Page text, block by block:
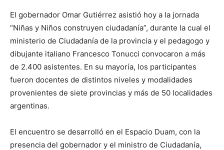
El gobernador Omar Gutiérrez asistió hoy a la jornada
“Niñas y Niños construyen ciudadanía”, durante la cual el
ministerio de Ciudadanía de la provincia y el pedagogo y
dibujante italiano Francesco Tonucci convocaron a más
de 2.400 asistentes. En su mayoría, los participantes
fueron docentes de distintos niveles y modalidades
provenientes de siete provincias y más de 50 localidades
argentinas.
El encuentro se desarrolló en el Espacio Duam, con la
presencia del gobernador y el ministro de Ciudadanía,